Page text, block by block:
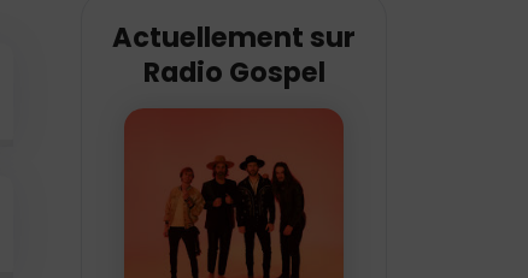
Actuellement sur
Radio Gospel